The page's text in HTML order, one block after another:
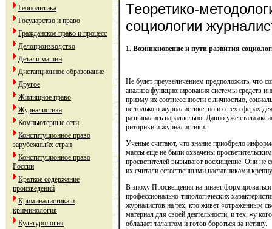
Геополитика
Государство и право
Гражданское право и процесс
Делопроизводство
Детали машин
Дистанционное образование
Другое
Жилищное право
Журналистика
Компьютерные сети
Конституционное право
зарубежныйх стран
Конституционное право
России
Краткое содержание
произведений
Криминалистика и
криминология
Культурология
Теоретико-
социологии
1. Возникновение и пути развития
Не будет преувеличением предположить, что
анализа функционирования системы средств
призму их соотнесенности с личностью,
не только о журналистике, но и о тех сферах
развивались параллельно. Давно уже стала
риторики и журналистики.
Ученые считают, что знание приобрело
массы еще не были охвачены
просветителей вызывают восхищение. Они не
их считали естественными наставниками
В эпоху Просвещения начинает формироваться
профессионально-типологических
журналистов на тех, кто живет «отраженным
материал для своей деятельности, и тех, «у
обладает талантом и готов бороться за истину.